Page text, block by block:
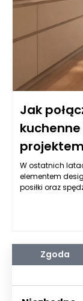
Jak
W ostatnich
elementem
posiłki oraz
industrialne
się na
czy szkło,
zaprojektowane
z pozostałymi
dobrane meble
Zgoda